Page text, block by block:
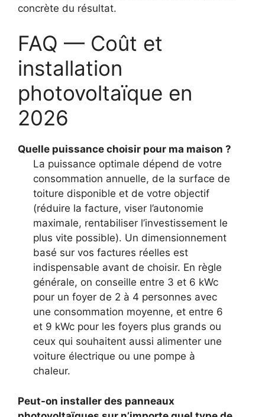
concrète du résultat.
FAQ — Coût et
installation
photovoltaïque en
2026
Quelle puissance choisir pour ma maison ?
La puissance optimale dépend de votre
consommation annuelle, de la surface de
toiture disponible et de votre objectif
(réduire la facture, viser l’autonomie
maximale, rentabiliser l’investissement le
plus vite possible). Un dimensionnement
basé sur vos factures réelles est
indispensable avant de choisir. En règle
générale, on conseille entre 3 et 6 kWc
pour un foyer de 2 à 4 personnes avec
une consommation moyenne, et entre 6
et 9 kWc pour les foyers plus grands ou
ceux qui souhaitent aussi alimenter une
voiture électrique ou une pompe à
chaleur.
Peut-on installer des panneaux